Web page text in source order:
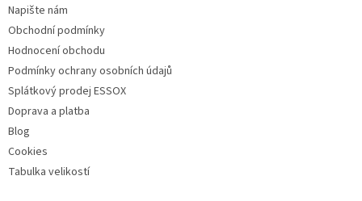
Napište nám
Obchodní podmínky
Hodnocení obchodu
Podmínky ochrany osobních údajů
Splátkový prodej ESSOX
Doprava a platba
Blog
Cookies
Tabulka velikostí